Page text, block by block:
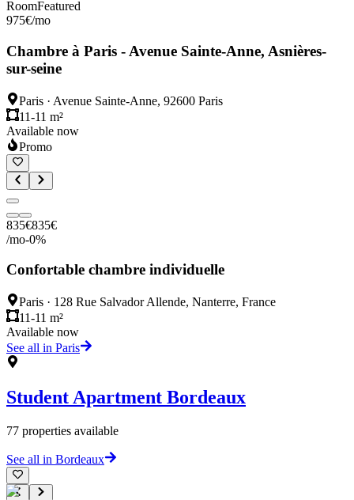
RoomFeatured
975€/mo
Chambre à Paris - Avenue Sainte-Anne, Asnières-
sur-seine
Paris · Avenue Sainte-Anne, 92600 Paris
11-11 m²
Available now
Promo
835€835€
/mo-0%
Confortable chambre individuelle
Paris · 128 Rue Salvador Allende, Nanterre, France
11-11 m²
Available now
See all in Paris
Student Apartment Bordeaux
77 properties available
See all in Bordeaux